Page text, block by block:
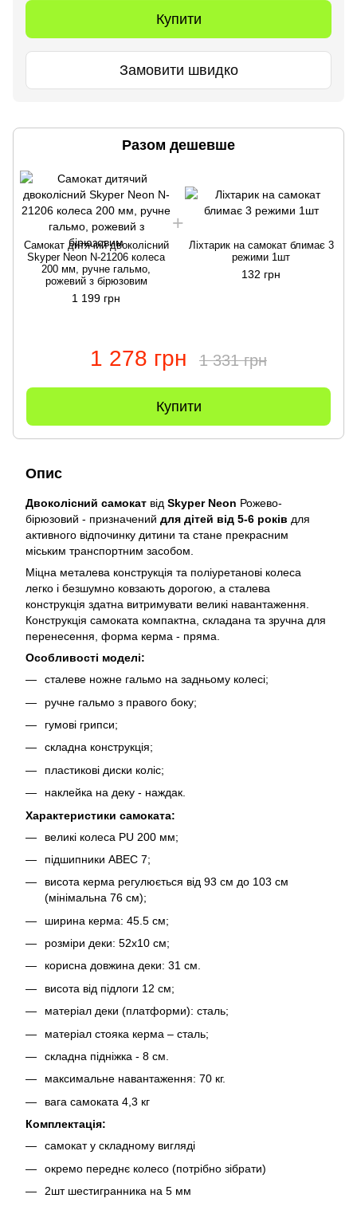
Купити
Замовити швидко
Разом дешевше
Cамокат дитячий двоколісний
Skyper Neon N-21206 колеса
200 мм, ручне гальмо,
рожевий з бірюзовим
1 199 грн
Ліхтарик на самокат блимає 3
режими 1шт
132 грн
1 278 грн 1 331 грн
Купити
Опис
Двоколісний самокат від Skyper Neon Рожево-
бірюзовий - призначений для дітей від 5-6 років для
активного відпочинку дитини та стане прекрасним
міським транспортним засобом.
Міцна металева конструкція та поліуретанові колеса
легко і безшумно ковзають дорогою, а сталева
конструкція здатна витримувати великі навантаження.
Конструкція самоката компактна, складана та зручна для
перенесення, форма керма - пряма.
Особливості моделі:
сталеве ножне гальмо на задньому колесі;
ручне гальмо з правого боку;
гумові грипси;
складна конструкція;
пластикові диски коліс;
наклейка на деку - наждак.
Характеристики самоката:
великі колеса PU 200 мм;
підшипники АВЕС 7;
висота керма регулюється від 93 см до 103 см
(мінімальна 76 см);
ширина керма: 45.5 см;
розміри деки: 52х10 см;
корисна довжина деки: 31 см.
висота від підлоги 12 см;
матеріал деки (платформи): сталь;
матеріал стояка керма – сталь;
складна підніжка - 8 см.
максимальне навантаження: 70 кг.
вага самоката 4,3 кг
Комплектація:
самокат у складному вигляді
окремо переднє колесо (потрібно зібрати)
2шт шестигранника на 5 мм